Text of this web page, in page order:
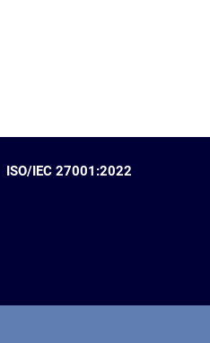
ISO/IEC 27001:2022